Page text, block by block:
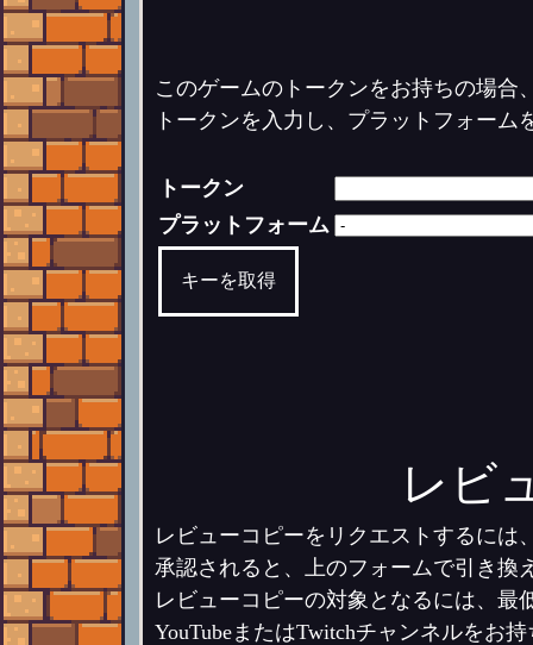
このゲームのトークンをお持ちの場合
トークンを入力し、プラットフォー
トークン
プラットフォーム
キーを取得
レビ
レビューコピーをリクエストするには
承認されると、上のフォームで引き換
レビューコピーの対象となるには、最
YouTubeまたはTwitchチャンネルをお